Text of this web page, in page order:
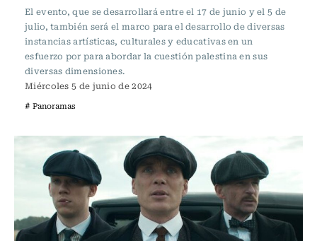
El evento, que se desarrollará entre el 17 de junio y el 5 de
julio, también será el marco para el desarrollo de diversas
instancias artísticas, culturales y educativas en un
esfuerzo por para abordar la cuestión palestina en sus
diversas dimensiones.
Miércoles 5 de junio de 2024
# Panoramas